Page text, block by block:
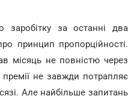
заробітку за останні два
принцип пропорційності.
місяць не повністю через
премії не завжди потрапляє
Але найбільше запитань